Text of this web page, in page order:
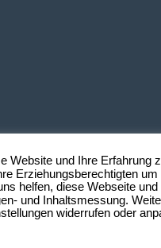
Website und Ihre Erfahrung
Erziehungsberechtigten um
helfen, diese Webseite
und Inhaltsmessung.
widerrufen oder